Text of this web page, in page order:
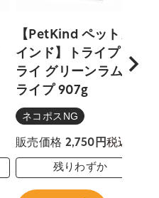
【PetKind ペットカ
インド】トライプド
ライ グリーンラムト
ライプ 907g
ネコポスNG
販売価格 2,750 税込
残りわずか